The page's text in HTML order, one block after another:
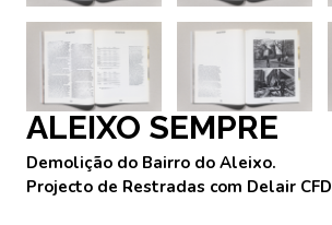
ALEIXO SEMPRE
Demolição do Bairro do Aleixo.
Projecto de Restradas com Delair CFD